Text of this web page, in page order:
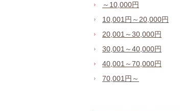
～10,000円
10,001円～20,000円
20,001～30,000円
30,001～40,000円
40,001～70,000円
70,001円～